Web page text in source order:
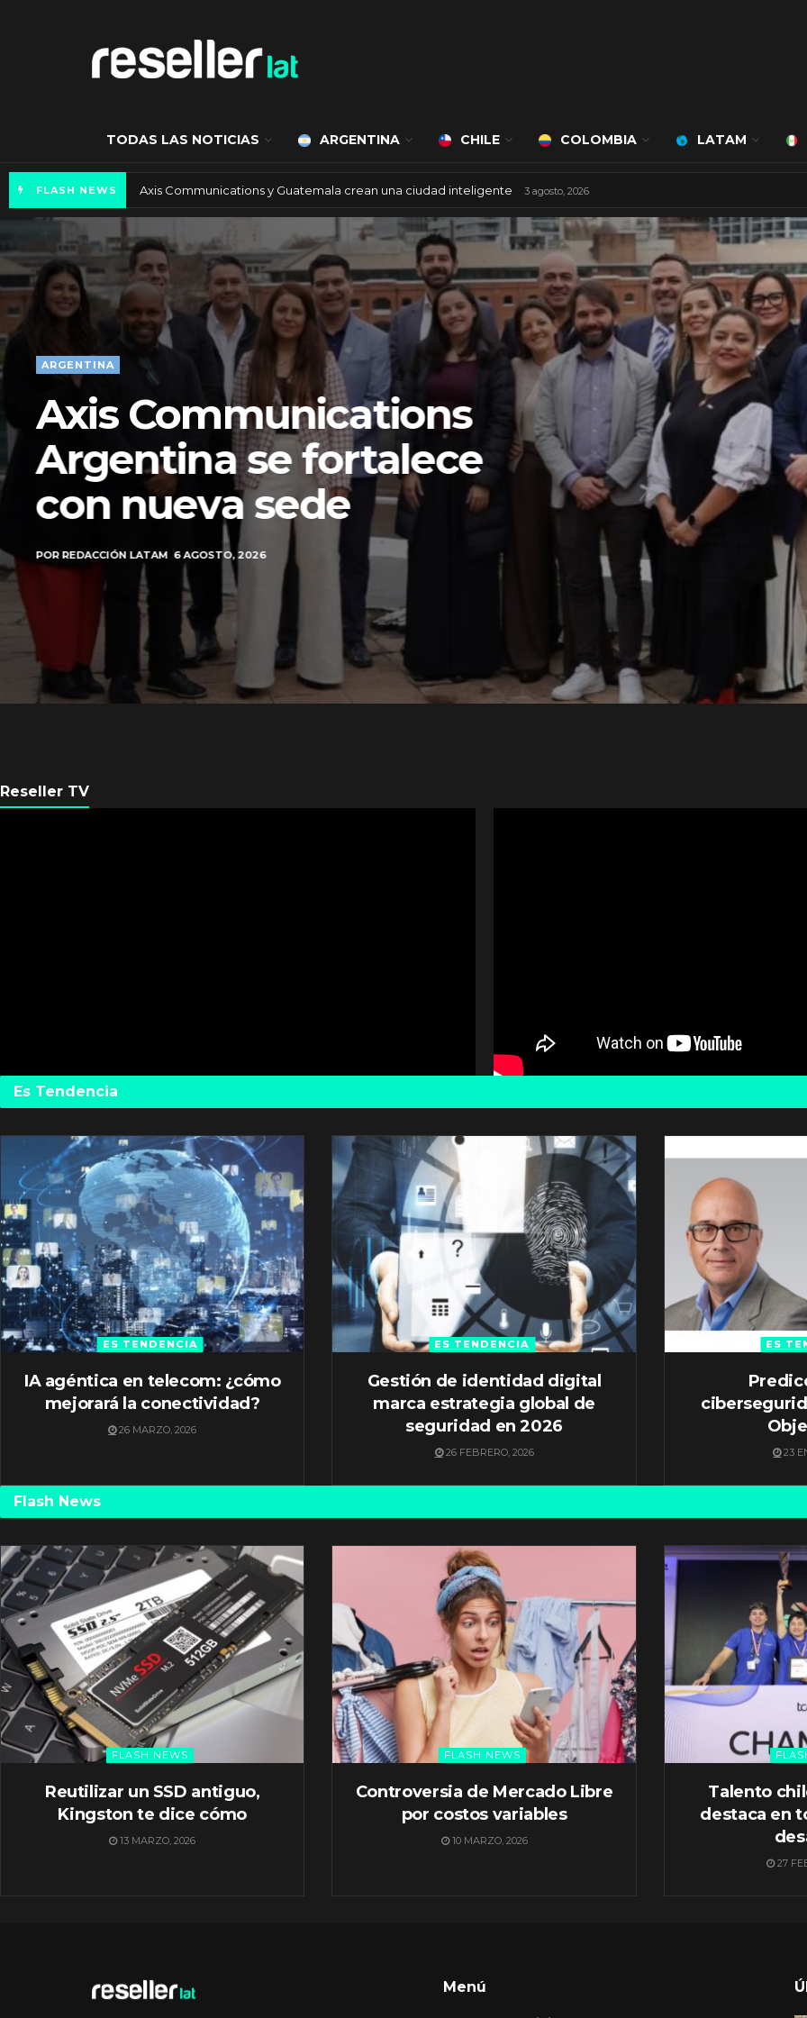
TODAS LAS NOTICIAS ARGENTINA CHILE COLOMBIA LATAM
FLASH NEWS Axis Communications y Guatemala crean una ciudad inteligente 3 agosto, 2026
ARGENTINA
Axis Communications
Argentina se fortalece
con nueva sede
POR REDACCIÓN LATAM 6 AGOSTO, 2026
Reseller TV
Es Tendencia
ES TENDENCIA
IA agéntica en telecom: ¿cómo
mejorará la conectividad?
26 MARZO, 2026
ES TENDENCIA
Gestión de identidad digital
marca estrategia global de
seguridad en 2026
26 FEBRERO, 2026
ES
23
Flash News
FLASH NEWS
Reutilizar un SSD antiguo,
Kingston te dice cómo
13 MARZO, 2026
FLASH NEWS
Controversia de Mercado Libre
por costos variables
10 MARZO, 2026
Talento
destaca en
27
Menú